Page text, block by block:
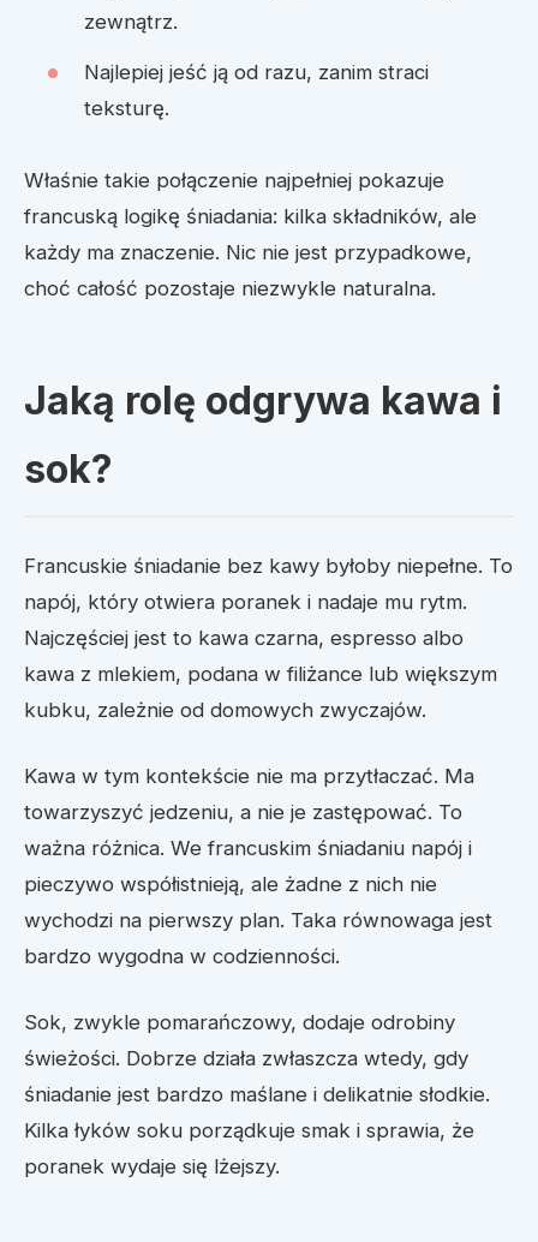
zewnątrz.
Najlepiej jeść ją od razu, zanim straci
teksturę.
Właśnie takie połączenie najpełniej pokazuje
francuską logikę śniadania: kilka składników, ale
każdy ma znaczenie. Nic nie jest przypadkowe,
choć całość pozostaje niezwykle naturalna.
Jaką rolę odgrywa kawa i
sok?
Francuskie śniadanie bez kawy byłoby niepełne. To
napój, który otwiera poranek i nadaje mu rytm.
Najczęściej jest to kawa czarna, espresso albo
kawa z mlekiem, podana w filiżance lub większym
kubku, zależnie od domowych zwyczajów.
Kawa w tym kontekście nie ma przytłaczać. Ma
towarzyszyć jedzeniu, a nie je zastępować. To
ważna różnica. We francuskim śniadaniu napój i
pieczywo współistnieją, ale żadne z nich nie
wychodzi na pierwszy plan. Taka równowaga jest
bardzo wygodna w codzienności.
Sok, zwykle pomarańczowy, dodaje odrobiny
świeżości. Dobrze działa zwłaszcza wtedy, gdy
śniadanie jest bardzo maślane i delikatnie słodkie.
Kilka łyków soku porządkuje smak i sprawia, że
poranek wydaje się lżejszy.